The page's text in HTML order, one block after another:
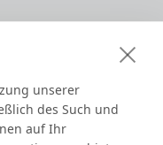
unserer
des Such und
auf Ihr